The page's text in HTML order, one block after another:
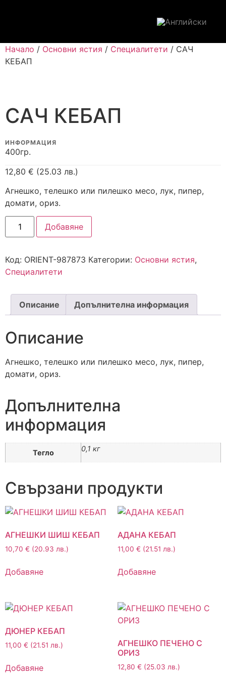
Начало / Основни ястия / Специалитети / САЧ
КЕБАП
САЧ КЕБАП
ИНФОРМАЦИЯ
400гр.
12,80 € (25.03 лв.)
Агнешко, телешко или пилешко месо, лук, пипер,
домати, ориз.
Добавяне
Код: ORIENT-987873 Категории: Основни ястия,
Специалитети
Описание Допълнителна информация
Описание
Агнешко, телешко или пилешко месо, лук, пипер,
домати, ориз.
Допълнителна
информация
Тегло 0,1 кг
Свързани продукти
АГНЕШКИ ШИШ КЕБАП
10,70 € (20.93 лв.)
Добавяне
АДАНА КЕБАП
11,00 € (21.51 лв.)
Добавяне
ДЮНЕР КЕБАП
11,00 € (21.51 лв.)
Добавяне
АГНЕШКО ПЕЧЕНО С
ОРИЗ
12,80 € (25.03 лв.)